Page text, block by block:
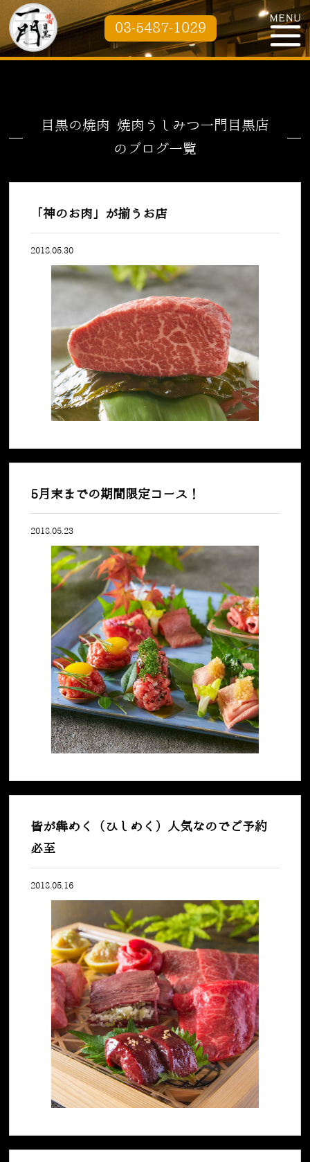
03-5487-1029
目黒の焼肉 焼肉うしみつ一門目黒店
のブログ一覧
「神のお肉」が揃うお店
2018.05.30
5月末までの期間限定コース！
2018.05.23
皆が犇めく（ひしめく）人気なのでご予約
必至
2018.05.16